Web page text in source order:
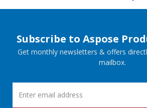
Subscribe to Aspose
Get monthly newsletters & offers
mailbox.